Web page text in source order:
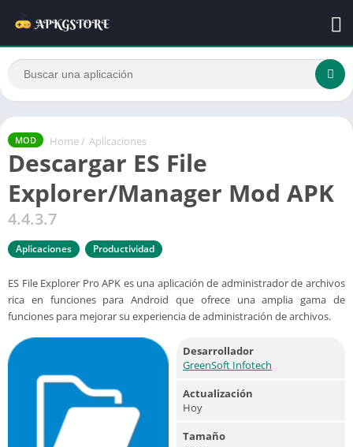
MOD Home / Aplicaciones
Descargar ES File
Explorer/Manager Mod APK
4.4.3.7
Aplicaciones Productividad
ES File Explorer Pro APK es una aplicación de administrador de archivos
rica en funciones para Android que ofrece una amplia gama de
funciones para mejorar su experiencia de administración de archivos.
Desarrollador
GreenSoft Infotech
Actualización
Hoy
Tamaño